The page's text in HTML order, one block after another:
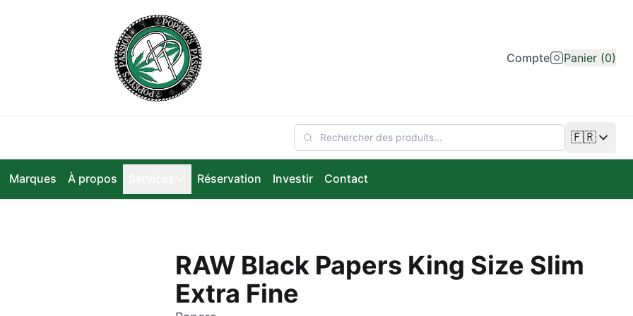
Compte Panier (0)
🇫🇷
Changer
Marques À propos Réservation Investir Contact
RAW Black Papers King Size Slim
Extra Fine